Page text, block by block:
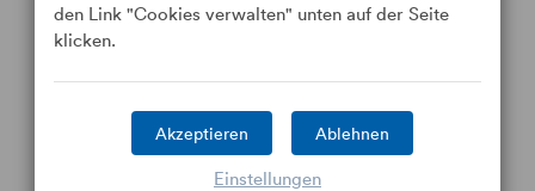
Eine Retailbank in der Nähe
Privat- und Geschäftskunden sowie Unternehmen ihre
gesamte Finanzdienstleistungspalette zur Verfügung.
Sie ist ein wichtiger Wirtschaftsakteur auf deutscher
und europäischer Ebene.
den Link "Cookies verwalten" unten auf der Seite
klicken.
Akzeptieren Ablehnen
Einstellungen